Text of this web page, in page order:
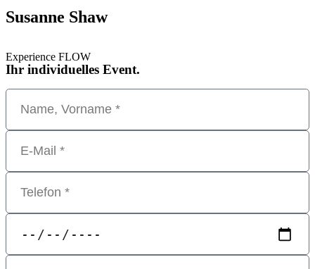
Susanne Shaw
Experience FLOW
Ihr individuelles Event.